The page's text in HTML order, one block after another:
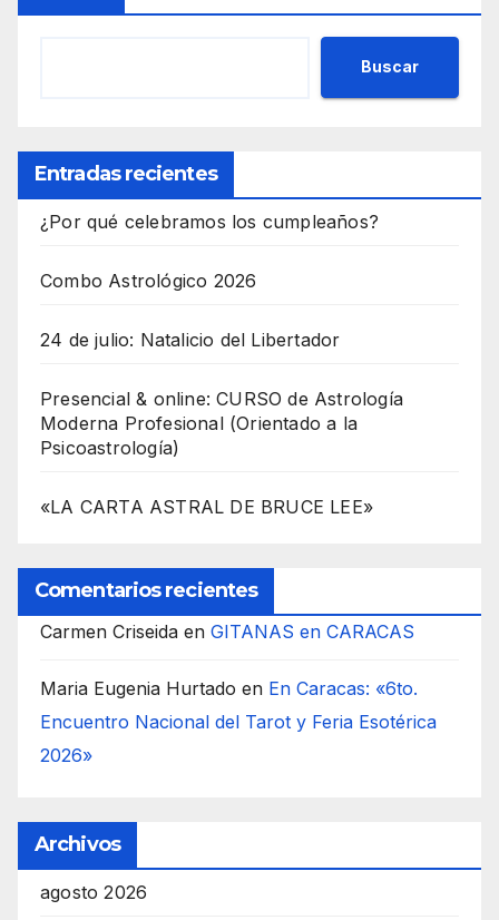
Buscar
Entradas recientes
¿Por qué celebramos los cumpleaños?
Combo Astrológico 2026
24 de julio: Natalicio del Libertador
Presencial & online: CURSO de Astrología
Moderna Profesional (Orientado a la
Psicoastrología)
«LA CARTA ASTRAL DE BRUCE LEE»
Comentarios recientes
Carmen Criseida en GITANAS en CARACAS
Maria Eugenia Hurtado en En Caracas: «6to.
Encuentro Nacional del Tarot y Feria Esotérica
2026»
Archivos
agosto 2026